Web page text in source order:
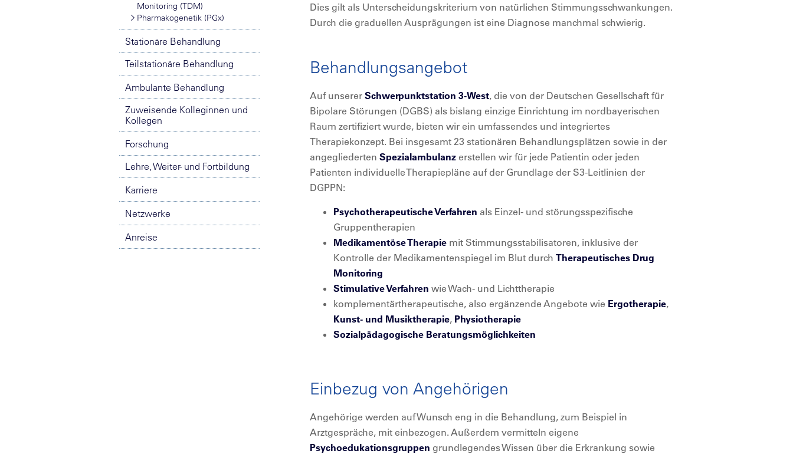
Monitoring (TDM)
Pharmakogenetik (PGx)
Stationäre Behandlung
Teilstationäre Behandlung
Ambulante Behandlung
Zuweisende Kolleginnen und
Kollegen
Forschung
Lehre, Weiter- und Fortbildung
Karriere
Netzwerke
Anreise
Dies gilt als Unterscheidungskriterium von natürlichen Stimmungsschwankungen.
Durch die graduellen Ausprägungen ist eine Diagnose manchmal schwierig.
Behandlungsangebot
Auf unsererSchwerpunktstation 3-West, die von der Deutschen Gesellschaft für
Bipolare Störungen (DGBS) als bislang einzige Einrichtung im nordbayerischen
Raum zertifiziert wurde, bieten wir ein umfassendes und integriertes
Therapiekonzept. Bei insgesamt 23 stationären Behandlungsplätzen sowie in der
angegliedertenSpezialambulanz erstellen wir für jede Patientin oder jeden
Patienten individuelle Therapiepläne auf der Grundlage der S3-Leitlinien der
DGPPN:
Psychotherapeutische Verfahren als Einzel- und störungsspezifische
Gruppentherapien
Medikamentöse Therapie mit Stimmungsstabilisatoren, inklusive der
Kontrolle der Medikamentenspiegel im Blut durchTherapeutisches Drug
Monitoring
Stimulative Verfahrenwie Wach- und Lichttherapie
komplementärtherapeutische, also ergänzende Angebote wie Ergotherapie,
Kunst- und Musiktherapie, Physiotherapie
Sozialpädagogische Beratungsmöglichkeiten
Einbezug von Angehörigen
Angehörige werden auf Wunsch eng in die Behandlung, zum Beispiel in
Arztgespräche, mit einbezogen. Außerdem vermitteln eigene
Psychoedukationsgruppen grundlegendes Wissen über die Erkrankung sowie